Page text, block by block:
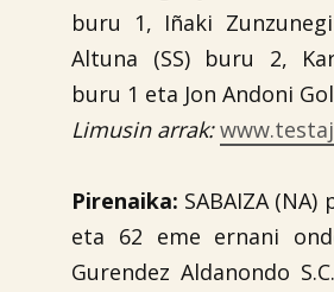
buru 1, Iñaki
Altuna (SS) buru 2,
buru 1 eta Jon Andoni
Limusin arrak:
Pirenaika: SABAIZA
eta 62 eme ernani
Gurendez Aldanondo